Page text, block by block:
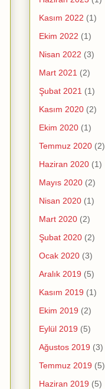
Kasım 2022 (1)
Ekim 2022 (1)
Nisan 2022 (3)
Mart 2021 (2)
Şubat 2021 (1)
Kasım 2020 (2)
Ekim 2020 (1)
Temmuz 2020 (2)
Haziran 2020 (1)
Mayıs 2020 (2)
Nisan 2020 (1)
Mart 2020 (2)
Şubat 2020 (2)
Ocak 2020 (3)
Aralık 2019 (5)
Kasım 2019 (1)
Ekim 2019 (2)
Eylül 2019 (5)
Ağustos 2019 (3)
Temmuz 2019 (5)
Haziran 2019 (5)